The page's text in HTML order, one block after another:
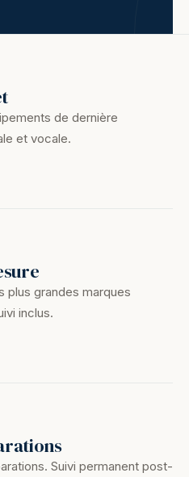
de dernière
et vocale.
plus grandes marques
inclus.
Suivi permanent post-